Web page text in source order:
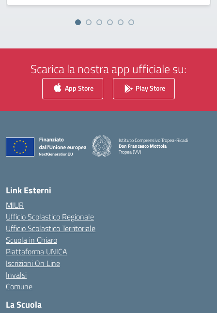
Scarica la nostra app ufficiale su:
App Store Play Store
Istituto Comprensivo Tropea-Ricadi
Don Francesco Mottola
Tropea (VV)
— Visita la pagina iniziale della scuola
Link Esterni
MIUR
Ufficio Scolastico Regionale
Ufficio Scolastico Territoriale
Scuola in Chiaro
Piattaforma UNICA
Iscrizioni On Line
Invalsi
Comune
La Scuola